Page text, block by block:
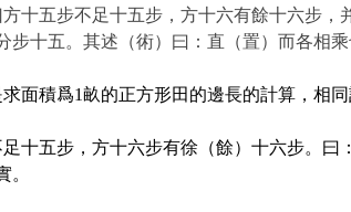
十五步不足十五步，方十六有餘十六步，
步十五。 其述（術）曰：直（置）而各相乘
面積爲1畝的正方形田的邊長的計算，相
十五步，方十六步有徐（餘）十六步。
。